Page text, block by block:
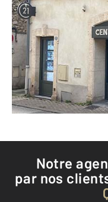
25
Notre
par nos